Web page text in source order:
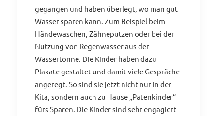
gegangen und haben überlegt, wo man gut
Wasser sparen kann. Zum Beispiel beim
Händewaschen, Zähneputzen oder bei der
Nutzung von Regenwasser aus der
Wassertonne. Die Kinder haben dazu
Plakate gestaltet und damit viele Gespräche
angeregt. So sind sie jetzt nicht nur in der
Kita, sondern auch zu Hause „Patenkinder“
fürs Sparen. Die Kinder sind sehr engagiert